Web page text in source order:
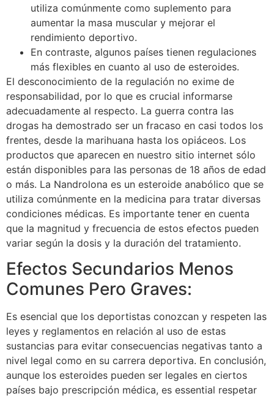
utiliza comúnmente como suplemento para
aumentar la masa muscular y mejorar el
rendimiento deportivo.
En contraste, algunos países tienen regulaciones
más flexibles en cuanto al uso de esteroides.
El desconocimiento de la regulación no exime de
responsabilidad, por lo que es crucial informarse
adecuadamente al respecto. La guerra contra las
drogas ha demostrado ser un fracaso en casi todos los
frentes, desde la marihuana hasta los opiáceos. Los
productos que aparecen en nuestro sitio internet sólo
están disponibles para las personas de 18 años de edad
o más. La Nandrolona es un esteroide anabólico que se
utiliza comúnmente en la medicina para tratar diversas
condiciones médicas. Es importante tener en cuenta
que la magnitud y frecuencia de estos efectos pueden
variar según la dosis y la duración del tratamiento.
Efectos Secundarios Menos
Comunes Pero Graves:
Es esencial que los deportistas conozcan y respeten las
leyes y reglamentos en relación al uso de estas
sustancias para evitar consecuencias negativas tanto a
nivel legal como en su carrera deportiva. En conclusión,
aunque los esteroides pueden ser legales en ciertos
países bajo prescripción médica, es essential respetar